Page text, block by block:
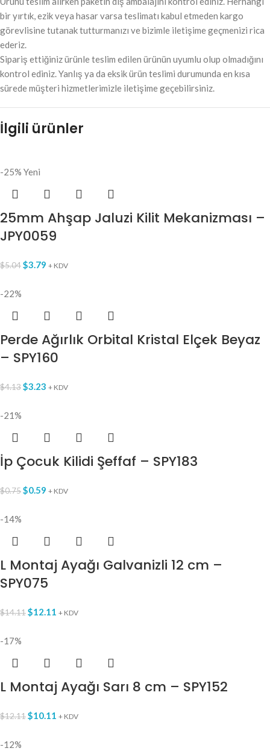
bir yırtık, ezik veya hasar varsa teslimatı kabul etmeden kargo
görevlisine tutanak tutturmanızı ve bizimle iletişime geçmenizi rica
ederiz.
Sipariş ettiğiniz ürünle teslim edilen ürünün uyumlu olup olmadığını
kontrol ediniz. Yanlış ya da eksik ürün teslimi durumunda en kısa
sürede müşteri hizmetlerimizle iletişime geçebilirsiniz.
İlgili ürünler
-25% Yeni
25mm Ahşap Jaluzi Kilit Mekanizması –
JPY0059
$5.04$3.79 + KDV
-22%
Perde Ağırlık Orbital Kristal Elçek Beyaz
– SPY160
$4.13$3.23 + KDV
-21%
İp Çocuk Kilidi Şeffaf – SPY183
$0.75$0.59 + KDV
-14%
L Montaj Ayağı Galvanizli 12 cm –
SPY075
$14.11$12.11 + KDV
-17%
L Montaj Ayağı Sarı 8 cm – SPY152
$12.11$10.11 + KDV
-12%